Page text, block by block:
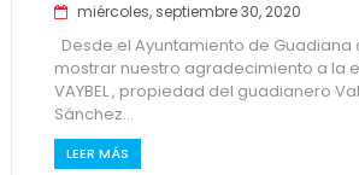
miércoles, septiembre 30, 2020
Desde el Ayuntamiento de Guadiana
mostrar nuestro agradecimiento a la
VAYBEL , propiedad del guadianero
Sánchez...
LEER MÁS